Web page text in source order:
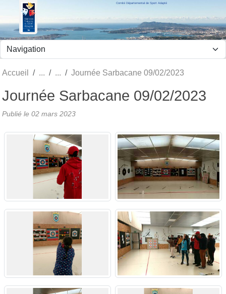
Comité Départemental de Sport Adapté
Accueil Journée Sarbacane 09/02/2023
Journée Sarbacane 09/02/2023
Publié le 02 mars 2023
Panneau de gestion des cookies